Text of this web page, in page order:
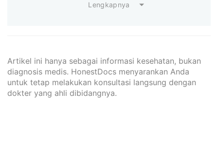
Lengkapnya
Artikel ini hanya sebagai informasi kesehatan, bukan
diagnosis medis. HonestDocs menyarankan Anda
untuk tetap melakukan konsultasi langsung dengan
dokter yang ahli dibidangnya.